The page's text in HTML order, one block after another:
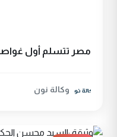
مصر تتسلم أول غواصة
وكالة نون